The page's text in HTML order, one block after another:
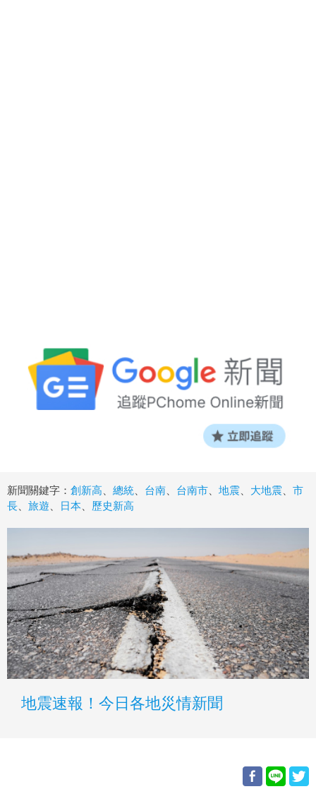
新聞關鍵字： 創新高 總統 台南 台南市 地震 大地震
市
長
旅遊 日本 歷史新高
地震速報！今日各地災情新聞